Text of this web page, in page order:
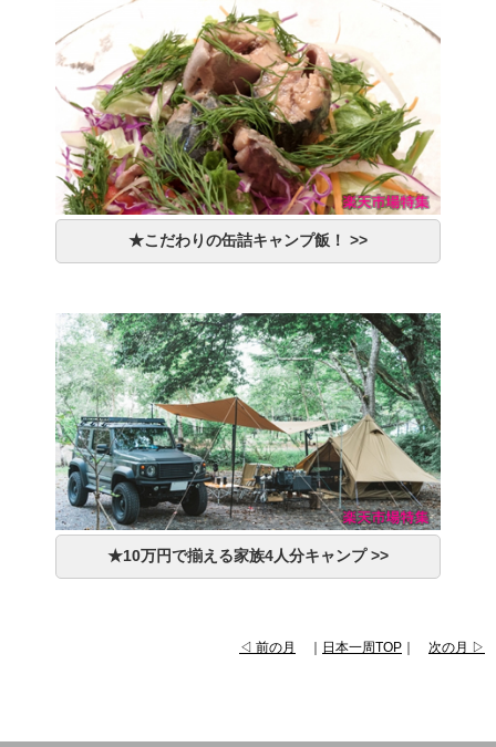
★こだわりの缶詰キャンプ飯！ >>
★10万円で揃える家族4人分キャンプ >>
◁ 前の月 日本一周TOP 次の月 ▷